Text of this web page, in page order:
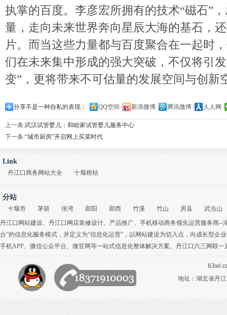
执掌的百度。李彦宏所拥有的技术“磁石”
量，走向未来世界奔向星辰大海的基石，
片。而当这些力量都与百度聚合在一起时
们在未来集中形成的强大突破，不仅将引
变”，更将带来不可估量的发展空间与创新
分享不是一种自私的表现： QQ空间 新浪微博 腾讯微博 人人网
上一条:武汉试管婴儿：和睦家试管婴儿服务中心
下一条:“城市厨房”开启网上买菜时代
Link
丹江口商务网站大全 十堰柑桔
分站
十堰市 茅箭 张湾 郧阳 郧西 竹溪 竹山 房县
武当山
丹江口网站建设、 丹江口网店装修设计、 产品推广、 手机移动商务领先运营服务商--
台”的信息化服务模式，并定义为“信息化运营”，以网站建设为切入点，向成长型企
手机APP、 微信公众平台、 微官网等一站式信息化整体解决方案。丹江口六三网联
地址：湖北省丹